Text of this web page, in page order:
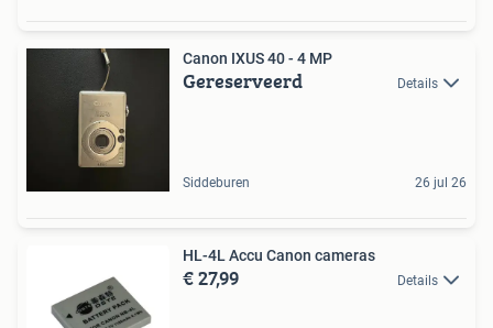
Canon IXUS 40 - 4 MP
Gereserveerd Details
Siddeburen 26 jul 26
HL-4L Accu Canon cameras
€ 27,99 Details